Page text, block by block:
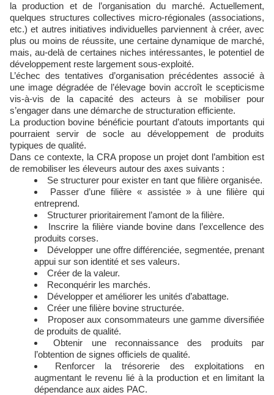
la production et de l’organisation du marché. Actuellement,
quelques structures collectives micro-régionales (associations,
etc.) et autres initiatives individuelles parviennent à créer, avec
plus ou moins de réussite, une certaine dynamique de marché,
mais, au-delà de certaines niches intéressantes, le potentiel de
développement reste largement sous-exploité.
L’échec des tentatives d’organisation précédentes associé à
une image dégradée de l’élevage bovin accroît le scepticisme
vis-à-vis de la capacité des acteurs à se mobiliser pour
s’engager dans une démarche de structuration efficiente.
La production bovine bénéficie pourtant d’atouts importants qui
pourraient servir de socle au développement de produits
typiques de qualité.
Dans ce contexte, la CRA propose un projet dont l’ambition est
de remobiliser les éleveurs autour des axes suivants :
Se structurer pour exister en tant que filière organisée.
Passer d’une filière « assistée » à une filière qui
entreprend.
Structurer prioritairement l’amont de la filière.
Inscrire la filière viande bovine dans l’excellence des
produits corses.
Développer une offre différenciée, segmentée, prenant
appui sur son identité et ses valeurs.
Créer de la valeur.
Reconquérir les marchés.
Développer et améliorer les unités d’abattage.
Créer une filière bovine structurée.
Proposer aux consommateurs une gamme diversifiée
de produits de qualité.
Obtenir une reconnaissance des produits par
l’obtention de signes officiels de qualité.
Renforcer la trésorerie des exploitations en
augmentant le revenu lié à la production et en limitant la
dépendance aux aides PAC.